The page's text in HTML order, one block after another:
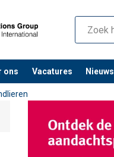
ons Vacatures Nieuws